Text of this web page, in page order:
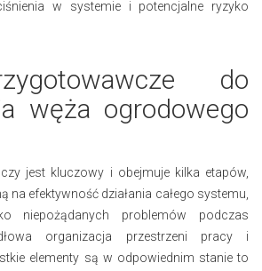
w systemie i potencjalne ryzyko
do
węża ogrodowego
jest kluczowy i obejmuje kilka etapów,
na efektywność działania całego systemu,
niepożądanych problemów podczas
organizacja przestrzeni pracy i
elementy są w odpowiednim stanie to